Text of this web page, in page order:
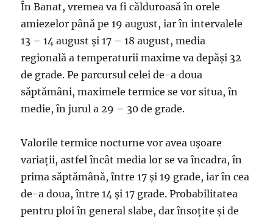
În Banat, vremea va fi călduroasă în orele
amiezelor până pe 19 august, iar în intervalele
13 – 14 august şi 17 – 18 august, media
regională a temperaturii maxime va depăşi 32
de grade. Pe parcursul celei de-a doua
săptămâni, maximele termice se vor situa, în
medie, în jurul a 29 – 30 de grade.
Valorile termice nocturne vor avea uşoare
variaţii, astfel încât media lor se va încadra, în
prima săptămână, între 17 şi 19 grade, iar în cea
de-a doua, între 14 şi 17 grade. Probabilitatea
pentru ploi în general slabe, dar însoţite şi de